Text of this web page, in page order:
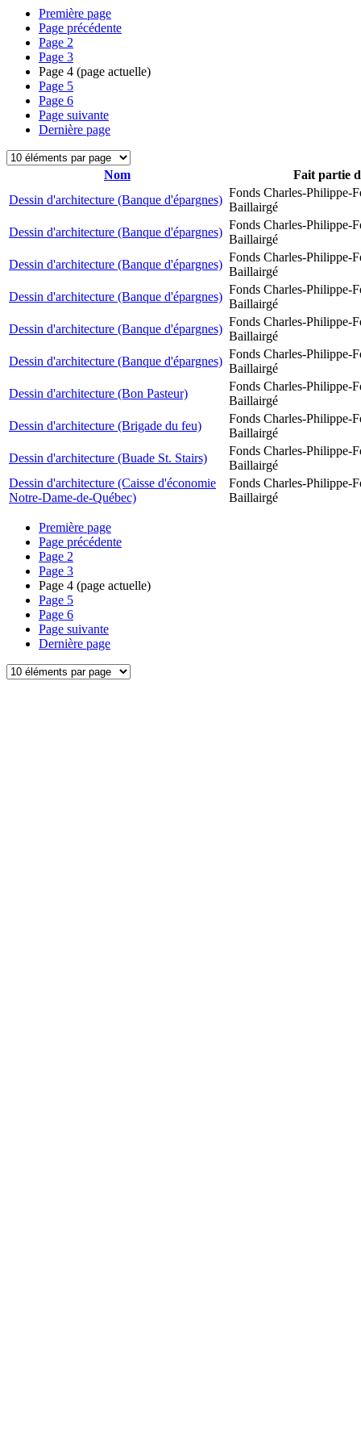
Première page
Page précédente
Page 2
Page 3
Page 4 (page actuelle)
Page 5
Page 6
Page suivante
Dernière page
Nom
Fait partie
Dessin d'architecture (Banque d'épargnes)
Fonds Charles-Philippe-
Baillairgé
Dessin d'architecture (Banque d'épargnes)
Fonds Charles-Philippe-
Baillairgé
Dessin d'architecture (Banque d'épargnes)
Fonds Charles-Philippe-
Baillairgé
Dessin d'architecture (Banque d'épargnes)
Fonds Charles-Philippe-
Baillairgé
Dessin d'architecture (Banque d'épargnes)
Fonds Charles-Philippe-
Baillairgé
Dessin d'architecture (Banque d'épargnes)
Fonds Charles-Philippe-
Baillairgé
Dessin d'architecture (Bon Pasteur)
Fonds Charles-Philippe-
Baillairgé
Dessin d'architecture (Brigade du feu)
Fonds Charles-Philippe-
Baillairgé
Dessin d'architecture (Buade St. Stairs)
Fonds Charles-Philippe-
Baillairgé
Dessin d'architecture (Caisse d'économie
Notre-Dame-de-Québec)
Fonds Charles-Philippe-
Baillairgé
Première page
Page précédente
Page 2
Page 3
Page 4 (page actuelle)
Page 5
Page 6
Page suivante
Dernière page